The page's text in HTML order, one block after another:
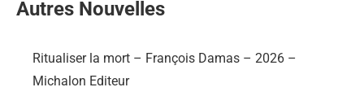
Autres Nouvelles
Ritualiser la mort – François Damas – 2026 –
Michalon Editeur